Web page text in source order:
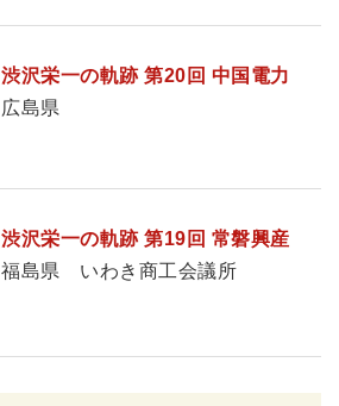
渋沢栄一の軌跡 第20回 中国電力
広島県
渋沢栄一の軌跡 第19回 常磐興産
福島県 いわき商工会議所